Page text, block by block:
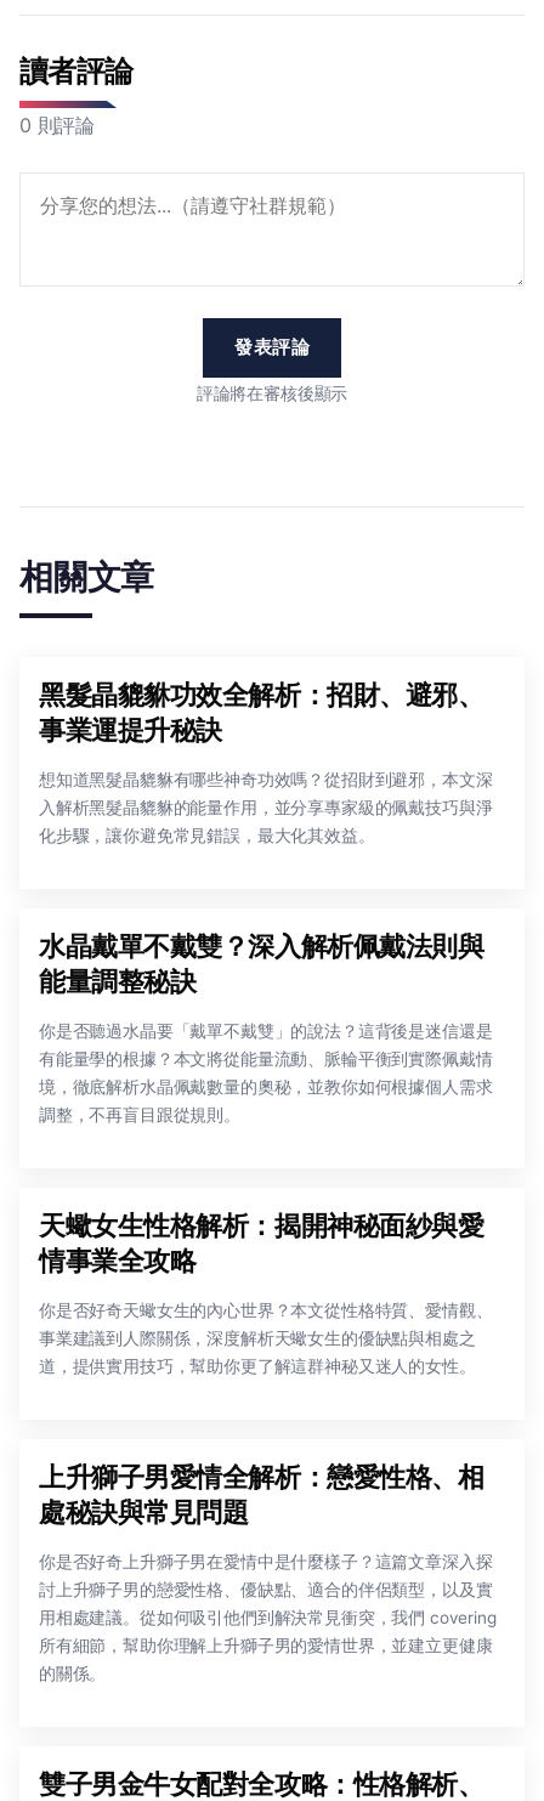
讀者評論
0 則評論
發表評論
評論將在審核後顯示
相關文章
黑髮晶貔貅功效全解析：招財、避邪、
事業運提升秘訣
想知道黑髮晶貔貅有哪些神奇功效嗎？從招財到避邪，本文深
入解析黑髮晶貔貅的能量作用，並分享專家級的佩戴技巧與淨
化步驟，讓你避免常見錯誤，最大化其效益。
水晶戴單不戴雙？深入解析佩戴法則與
能量調整秘訣
你是否聽過水晶要「戴單不戴雙」的說法？這背後是迷信還是
有能量學的根據？本文將從能量流動、脈輪平衡到實際佩戴情
境，徹底解析水晶佩戴數量的奧秘，並教你如何根據個人需求
調整，不再盲目跟從規則。
天蠍女生性格解析：揭開神秘面紗與愛
情事業全攻略
你是否好奇天蠍女生的內心世界？本文從性格特質、愛情觀、
事業建議到人際關係，深度解析天蠍女生的優缺點與相處之
道，提供實用技巧，幫助你更了解這群神秘又迷人的女性。
上升獅子男愛情全解析：戀愛性格、相
處秘訣與常見問題
你是否好奇上升獅子男在愛情中是什麼樣子？這篇文章深入探
討上升獅子男的戀愛性格、優缺點、適合的伴侶類型，以及實
用相處建議。從如何吸引他們到解決常見衝突，我們 covering
所有細節，幫助你理解上升獅子男的愛情世界，並建立更健康
的關係。
雙子男金牛女配對全攻略：性格解析、